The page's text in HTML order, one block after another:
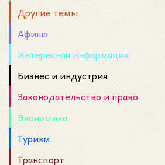
Другие темы
Афиша
Интересная информация
Бизнес и индустрия
Законодательство и право
Экономика
Туризм
Транспорт